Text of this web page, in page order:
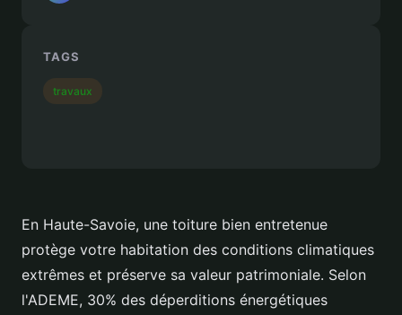
En Haute-Savoie, une toiture bien entretenue
protège votre habitation des conditions climatiques
extrêmes et préserve sa valeur patrimoniale. Selon
l'ADEME, 30% des déperditions énergétiques
TAGS
travaux